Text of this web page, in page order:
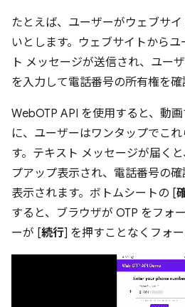
たとえば、ユーザーがウェブサ
いとします。ウェブサイトから
ト メッセージが送信され、ユー
を入力して電話番号の所有権を確
WebOTP API を使用すると、動
に、ユーザーはワンタップでこ
す。テキスト メッセージが届く
プアップ表示され、電話番号の
表示されます。ボトムシートの [
すると、ブラウザが OTP をフォ
ーが [続行] を押すことなくフォー